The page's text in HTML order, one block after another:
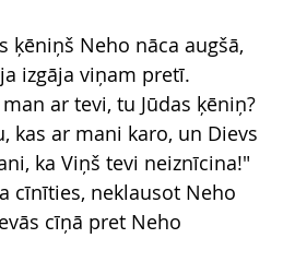
ķēniņš Neho nāca augšā,
izgāja viņam pretī.
ar tevi, tu Jūdas ķēniņ?
kas ar mani karo, un Dievs
ka Viņš tevi neiznīcina!"
cīnīties, neklausot Neho
cīņā pret Neho